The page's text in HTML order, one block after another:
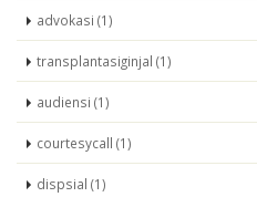
advokasi (1)
transplantasiginjal (1)
audiensi (1)
courtesycall (1)
dispsial (1)